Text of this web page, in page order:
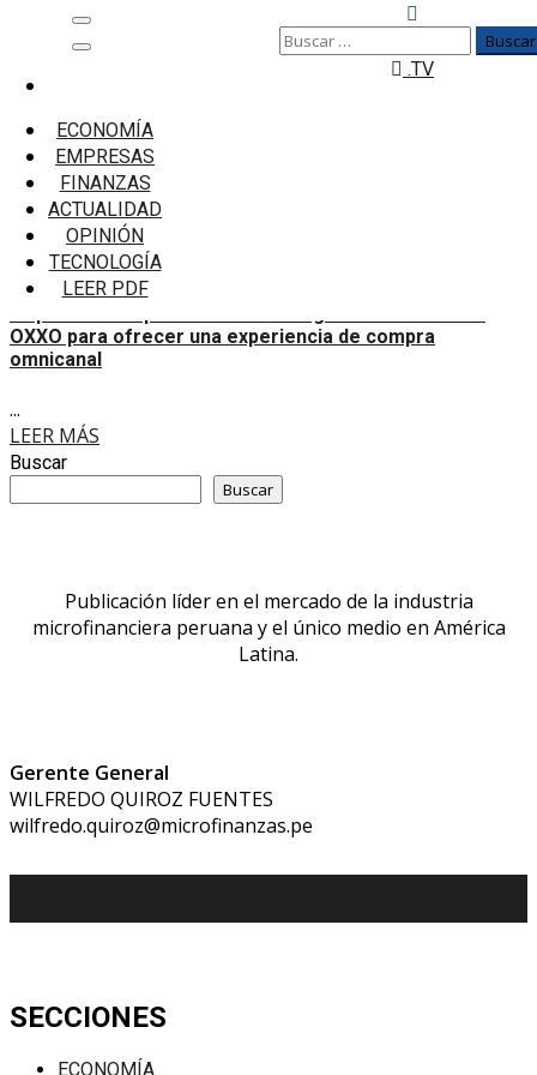
Menú
principal
ECONOMÍA
EMPRESAS
FINANZAS
ACTUALIDAD
OPINIÓN
TECNOLOGÍA
LEER PDF
Buscar:
.TV
OXXO
Yape lanzó su primera tienda insignia en alianza con
OXXO para ofrecer una experiencia de compra omnicanal
OXXO para ofrecer una experiencia de compra
omnicanal
...
LEER MÁS
Buscar
Buscar
Publicación líder en el mercado de la industria
microfinanciera peruana y el único medio en América
Latina.
Gerente General
WILFREDO QUIROZ FUENTES
wilfredo.quiroz@microfinanzas.pe
SECCIONES
ECONOMÍA